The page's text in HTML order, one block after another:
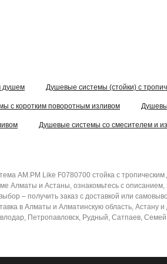
душем Душевые системы (стойки) с
с коротким поворотным изливом
Душевые системы со смесителем и
AM.PM Like F0780700 стойка с
Алматы и Астаны, ознакомьтесь с
– получить заказ с доставкой или
в Алматы и Алматинскую область, Астану и
Петропавловск, Рудный, Сатпаев, Семей,